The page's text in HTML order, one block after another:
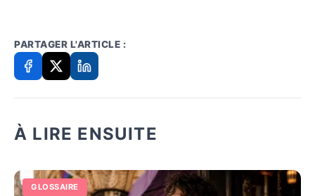
PARTAGER L'ARTICLE :
À LIRE ENSUITE
GLOSSAIRE